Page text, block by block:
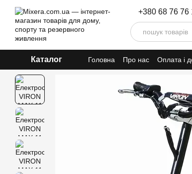
Перейти до основного контенту +380 68 76 76
Каталог Головна Про нас Оплата і